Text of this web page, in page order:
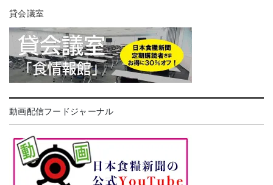
貸会議室
動画配信フードジャーナル